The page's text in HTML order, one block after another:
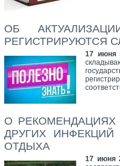
ОБ
РЕГИСТРИРУЮТСЯ
17 июня
О
ДРУГИХ
ОТДЫХА
17 июня